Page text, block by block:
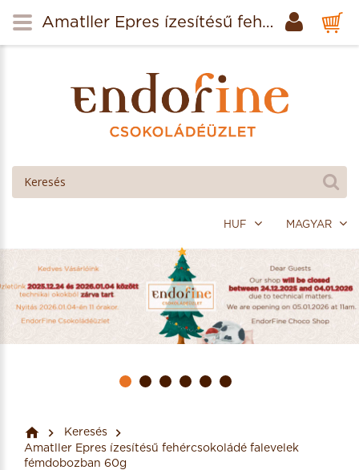
MAGYAR
HUF
Keresés
Amatller Epres ízesítésű fehércsokoládé falevelek
fémdobozban 60g
Amatller Epres ízesítésű fehércsokoládé falevelek fémdobozban 60g